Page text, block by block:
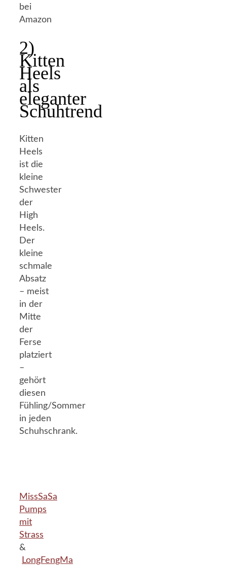
bei
Amazon
2)
Kitten
Heels
als
eleganter
Schuhtrend
Kitten
Heels
ist die
kleine
Schwester
der
High
Heels.
Der
kleine
schmale
Absatz
– meist
in der
Mitte
der
Ferse
platziert
–
gehört
diesen
Fühling/Sommer
in jeden
Schuhschrank.
MissSaSa
Pumps
mit
Strass
&
LongFengMa